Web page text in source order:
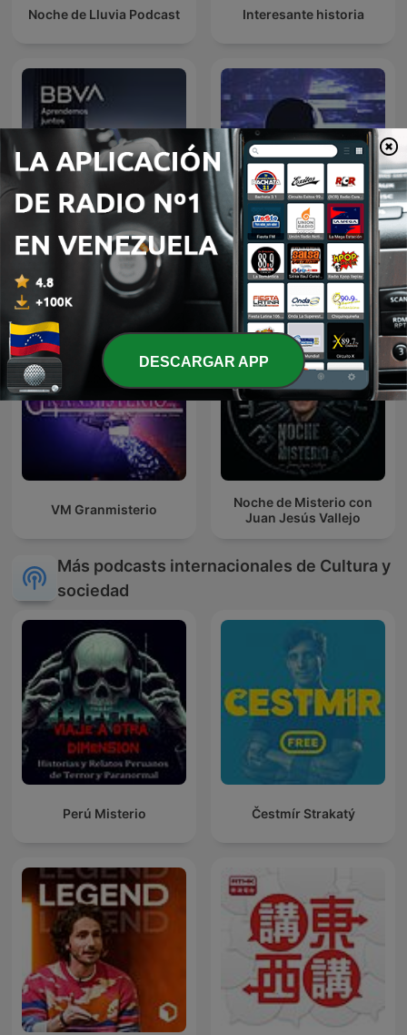
Noche de Lluvia Podcast Interesante historia
BBVA Aprendemos juntos
Oculto tras la sombra
Juan Jesús Vallejo
VM Granmisterio
Noche de Misterio con
Juan Jesús Vallejo
Más podcasts internacionales de Cultura y
sociedad
Perú Misterio Čestmír Strakatý
DESCARGAR APP